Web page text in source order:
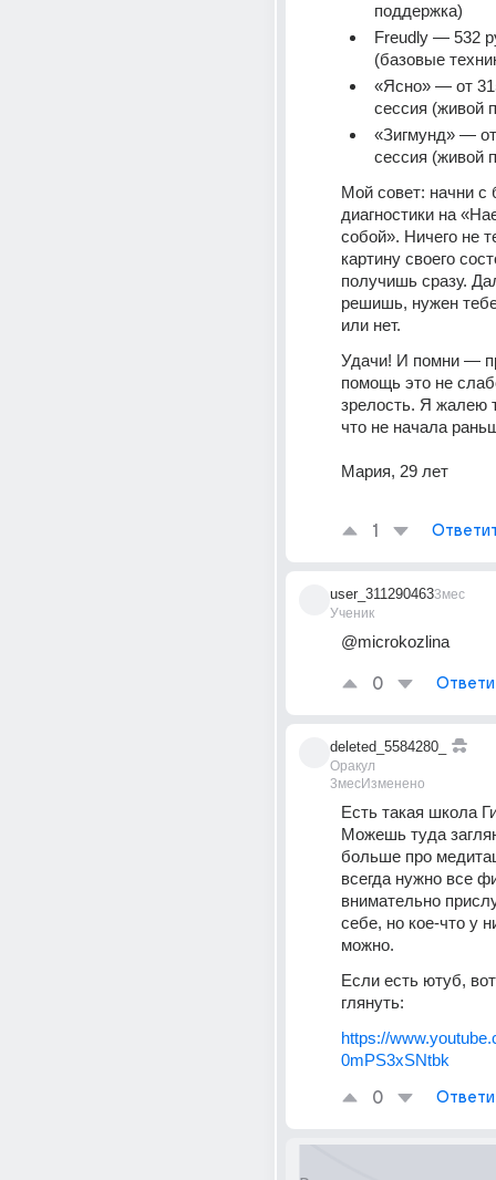
поддержка)
Freudly — 532
(базовые
«Ясно» — от
сессия (живой
«Зигмунд» —
сессия (живой
Мой совет: начни с
диагностики на
собой». Ничего не
картину своего
получишь сразу.
решишь, нужен
или нет.
Удачи! И помни —
помощь это не
зрелость. Я жалею
что не начала
Мария, 29 лет
1
user_311290463
Ученик
3мес
@microkozlina
0
deleted_5584280_
Оракул
3месИзменено
Есть такая школа
Можешь туда
больше про
всегда нужно все
внимательно
себе, но кое-что у
можно.
Если есть ютуб,
глянуть:
https://
0mPS3xSNtbk
0